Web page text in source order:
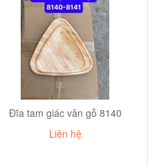
Đĩa tam giác vân gỗ 8140
Liên hệ